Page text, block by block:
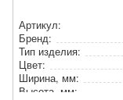
Артикул:
Бренд:
Тип изделия:
Цвет:
Ширина, мм:
Высота, мм: